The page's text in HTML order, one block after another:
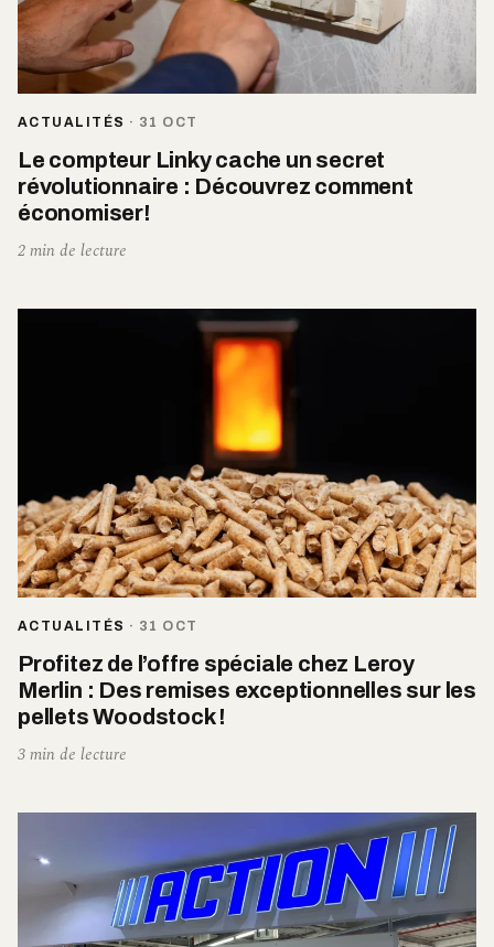
ACTUALITÉS · 31 OCT
Le compteur Linky cache un secret
révolutionnaire : Découvrez comment
économiser!
2 min de lecture
ACTUALITÉS · 31 OCT
Profitez de l’offre spéciale chez Leroy
Merlin : Des remises exceptionnelles sur les
pellets Woodstock !
3 min de lecture